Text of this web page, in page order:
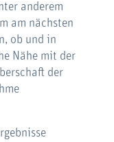
anderem
am nächsten
ob und in
Nähe mit der
der